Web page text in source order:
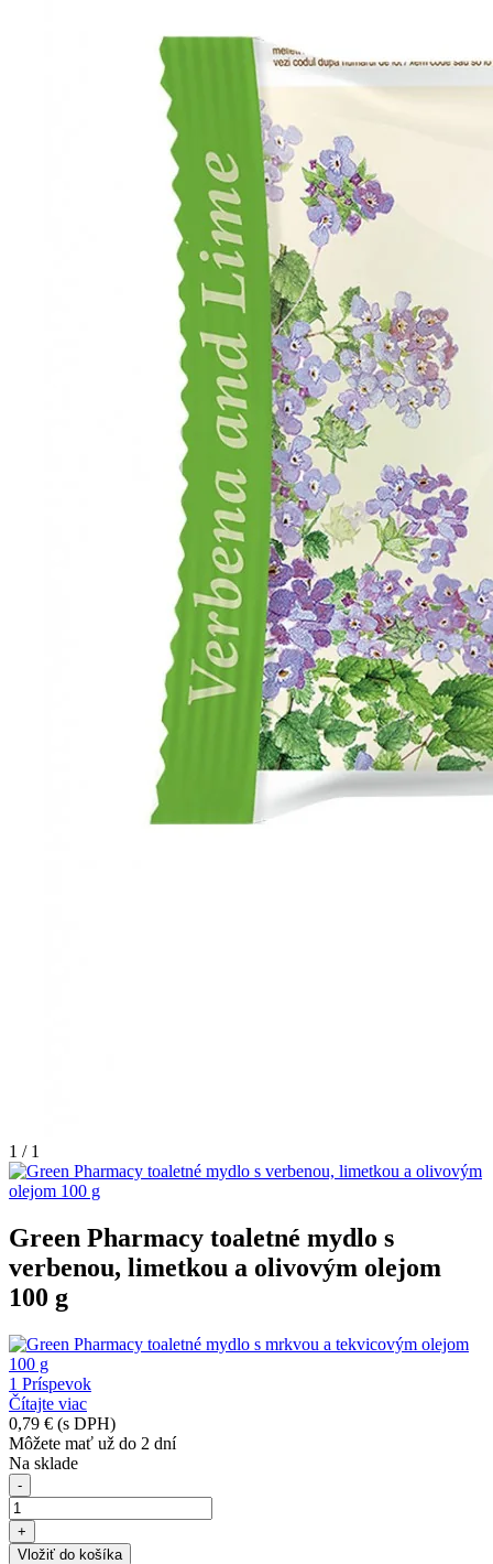
1 / 1
Green Pharmacy toaletné mydlo s
verbenou, limetkou a olivovým olejom
100 g
1 Príspevok
Čítajte viac
0,79 € (s DPH)
Môžete mať už do 2 dní
Na sklade
-
+
Vložiť do košíka